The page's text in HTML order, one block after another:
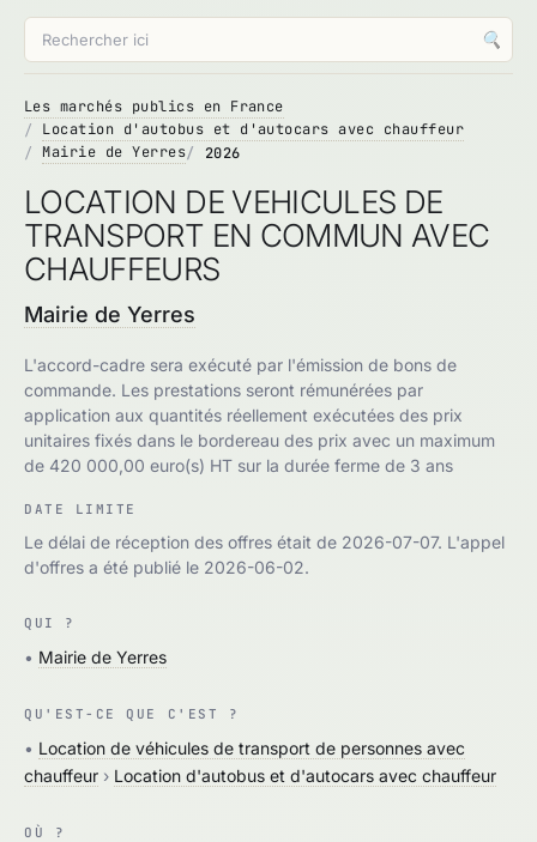
🔍
Les marchés publics en France
Location d'autobus et d'autocars avec chauffeur
Mairie de Yerres
2026
LOCATION DE VEHICULES DE
TRANSPORT EN COMMUN AVEC
CHAUFFEURS
Mairie de Yerres
L'accord-cadre sera exécuté par l'émission de bons de
commande. Les prestations seront rémunérées par
application aux quantités réellement exécutées des prix
unitaires fixés dans le bordereau des prix avec un maximum
de 420 000,00 euro(s) HT sur la durée ferme de 3 ans
DATE LIMITE
Le délai de réception des offres était de 2026-07-07. L'appel
d'offres a été publié le 2026-06-02.
QUI ?
• Mairie de Yerres
QU'EST-CE QUE C'EST ?
• Location de véhicules de transport de personnes avec
chauffeur › Location d'autobus et d'autocars avec chauffeur
OÙ ?